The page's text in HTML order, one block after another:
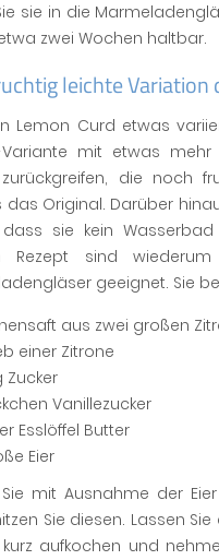
sie in die
zwei Wochen haltbar.
leichte Variation
Lemon Curd etwas
Variante mit etwas
zurückgreifen, die noch
das Original. Darüber
dass sie kein
Rezept sind
geeignet. Sie
aus zwei großen
einer Zitrone
Zucker
Vanillezucker
Esslöffel Butter
Eier
mit Ausnahme der
Sie diesen. Lassen
kurz aufkochen und